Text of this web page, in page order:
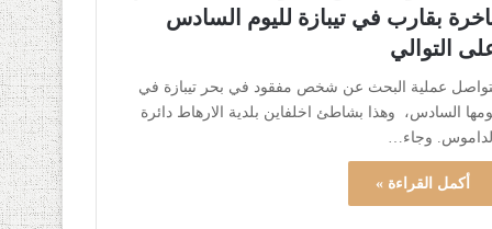
بقارب في تيبازة لليوم السادس
التوالي
عملية البحث عن شخص مفقود في بحر تيبازة في
السادس، وهذا بشاطئ اخلفاين بلدية الارهاط دائرة
الداموس. وجاء…
أكمل القراءة »